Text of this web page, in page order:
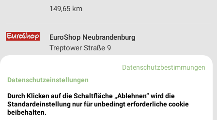
149,65 km
❯
EuroShop Neubrandenburg
Treptower Straße 9
Datenschutzbestimmungen
Datenschutzeinstellungen
Durch Klicken auf die Schaltfläche „Ablehnen“ wird die
Standardeinstellung nur für unbedingt erforderliche cookie
beibehalten.